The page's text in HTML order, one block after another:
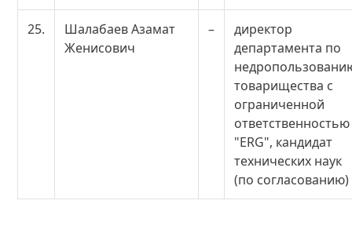
25.
Шалабаев Азамат
Женисович
–
директор
департамента по
товарищества с
ограниченной
ответственностью
"ERG", кандидат
технических наук
(по согласованию)